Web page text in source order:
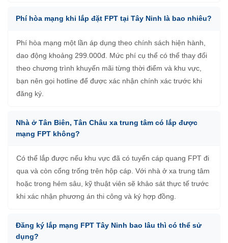
Phí hòa mạng khi lắp đặt FPT tại Tây Ninh là bao nhiêu?
Phí hòa mạng một lần áp dụng theo chính sách hiện hành,
dao động khoảng 299.000đ. Mức phí cụ thể có thể thay đổi
theo chương trình khuyến mãi từng thời điểm và khu vực,
bạn nên gọi hotline để được xác nhận chính xác trước khi
đăng ký.
Nhà ở Tân Biên, Tân Châu xa trung tâm có lắp được
mạng FPT không?
Có thể lắp được nếu khu vực đã có tuyến cáp quang FPT đi
qua và còn cổng trống trên hộp cáp. Với nhà ở xa trung tâm
hoặc trong hẻm sâu, kỹ thuật viên sẽ khảo sát thực tế trước
khi xác nhận phương án thi công và ký hợp đồng.
Đăng ký lắp mạng FPT Tây Ninh bao lâu thì có thể sử
dụng?